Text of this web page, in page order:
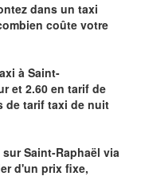
dans un taxi
coûte votre
à Saint-
et 2.60 en tarif de
de tarif taxi de nuit
surSaint-Raphaël via
d'un prix fixe,